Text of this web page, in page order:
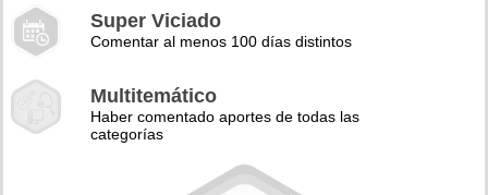
Super Viciado
Comentar al menos 100 días distintos
Multitemático
Haber comentado aportes de todas las
categorías